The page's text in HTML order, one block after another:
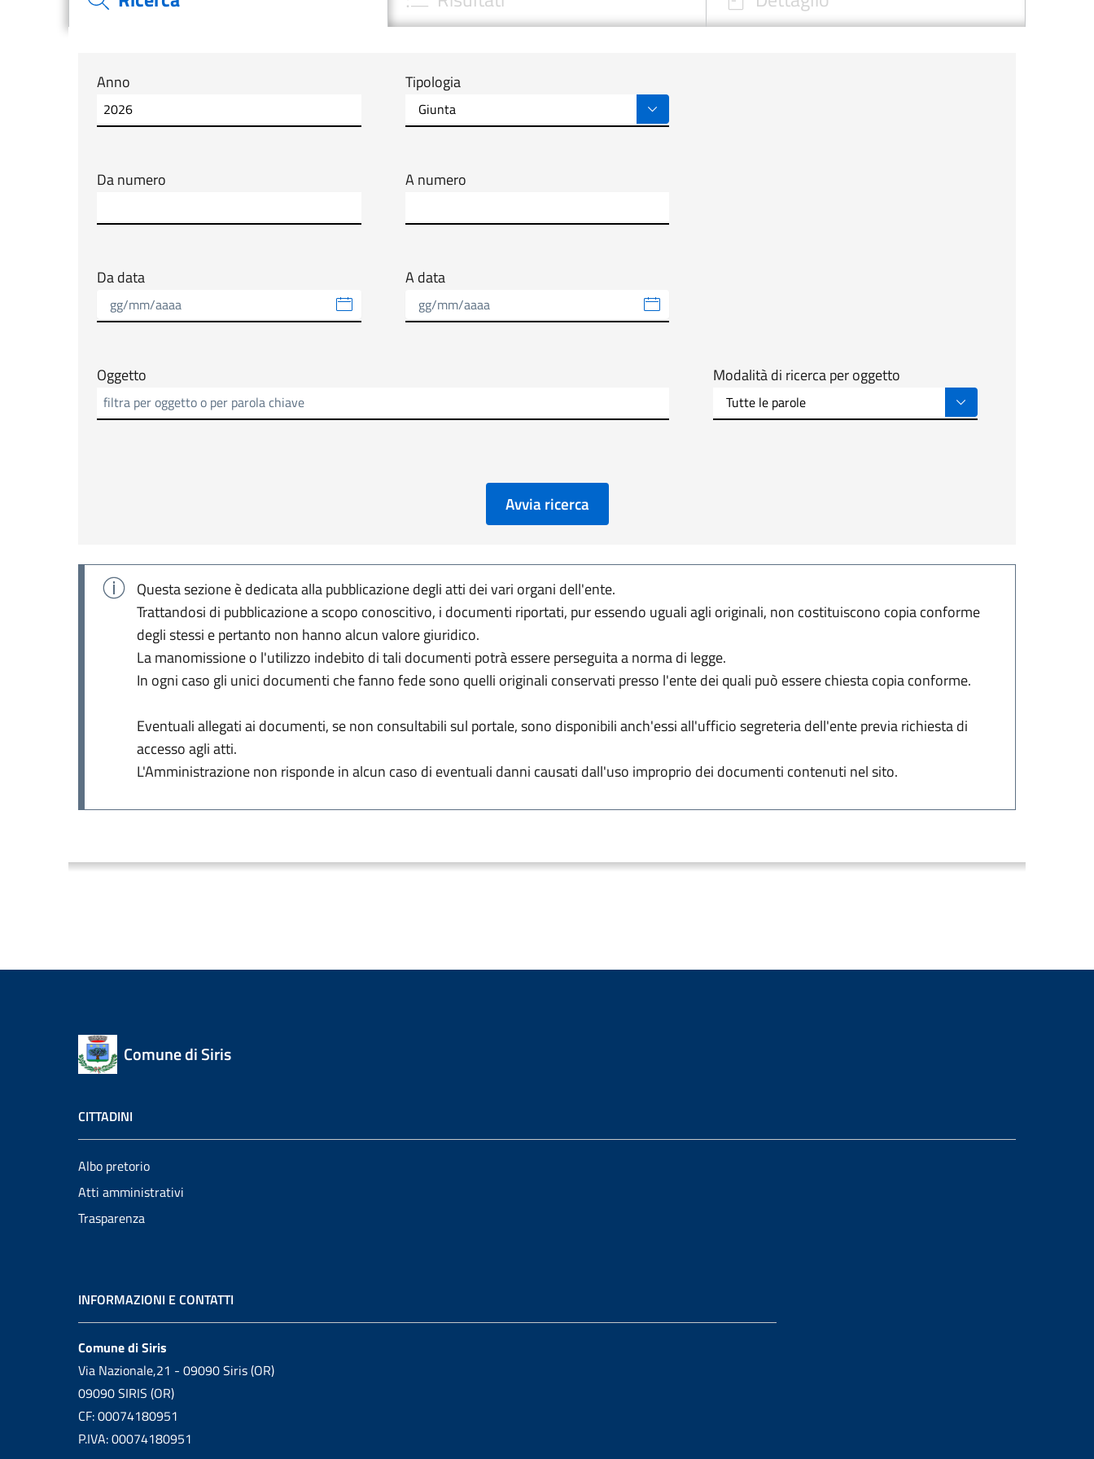
Anno Tipologia
Da numero A numero
Da data A data
Oggetto Modalità di ricerca per oggetto
Avvia ricerca
Questa sezione è dedicata alla pubblicazione degli atti dei vari organi dell'ente.
Trattandosi di pubblicazione a scopo conoscitivo, i documenti riportati, pur essendo uguali agli originali, non costituiscono copia conforme
degli stessi e pertanto non hanno alcun valore giuridico.
La manomissione o l'utilizzo indebito di tali documenti potrà essere perseguita a norma di legge.
In ogni caso gli unici documenti che fanno fede sono quelli originali conservati presso l'ente dei quali può essere chiesta copia conforme.
Eventuali allegati ai documenti, se non consultabili sul portale, sono disponibili anch'essi all'ufficio segreteria dell'ente previa richiesta di
accesso agli atti.
L'Amministrazione non risponde in alcun caso di eventuali danni causati dall'uso improprio dei documenti contenuti nel sito.
Comune di Siris
CITTADINI
Albo pretorio
Atti amministrativi
Trasparenza
INFORMAZIONI E CONTATTI
Comune di Siris
Via Nazionale,21 - 09090 Siris (OR)
09090 SIRIS (OR)
CF: 00074180951
P.IVA: 00074180951